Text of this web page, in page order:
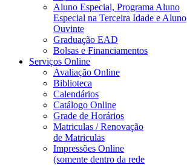
Aluno Especial, Programa Aluno
Especial na Terceira Idade e Aluno
Ouvinte
Graduação EAD
Bolsas e Financiamentos
Serviços Online
Avaliação Online
Biblioteca
Calendários
Catálogo Online
Grade de Horários
Matriculas / Renovação
de Matriculas
Impressões Online
(somente dentro da rede